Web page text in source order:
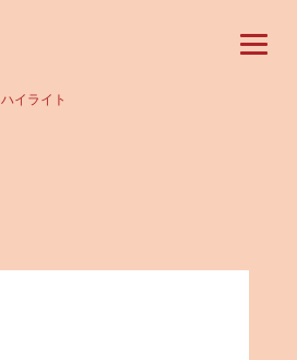
ハイライト